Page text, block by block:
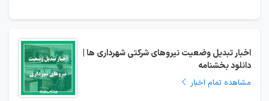
اخبار تبدیل وضعیت نیروهای شرکتی شهرداری ها |
دانلود بخشنامه
مشاهده تمام اخبار